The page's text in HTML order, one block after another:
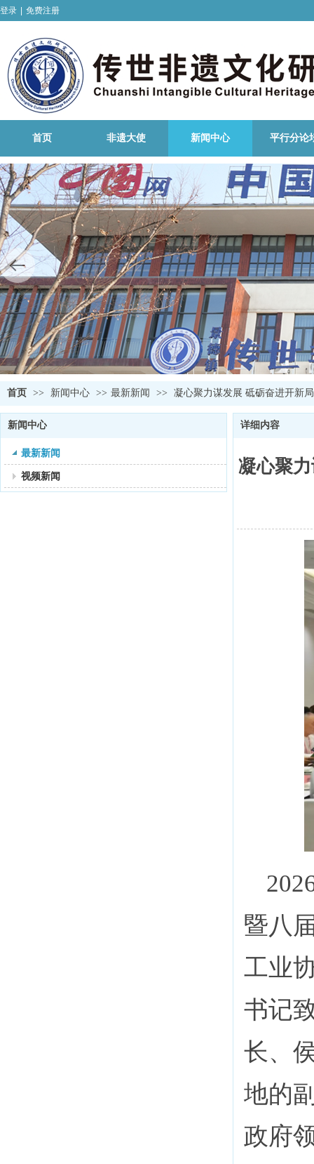
登录 免费注册
首页 非遗大使 新闻中心 平行分论
首页 >> 新闻中心 >> 最新新闻 >> 凝心聚力谋发展 砥砺奋进开新
新闻中心
最新新闻
视频新闻
详细内容
凝心聚
暨八
工业
书记
长、
地的
政府